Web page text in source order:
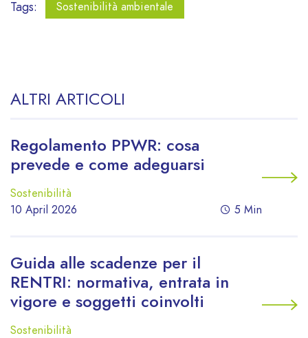
Tags: Sostenibilità ambientale
ALTRI ARTICOLI
Regolamento PPWR: cosa
prevede e come adeguarsi
Sostenibilità
10 April 2026
5 Min
Guida alle scadenze per il
RENTRI: normativa, entrata in
vigore e soggetti coinvolti
Sostenibilità